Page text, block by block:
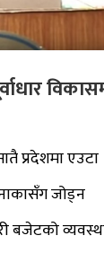
प्रदेशमा एउटा
नाकासँग जोड्न
बजेटको